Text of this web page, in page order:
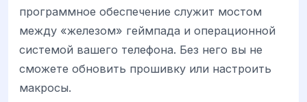
программное обеспечение служит мостом
между «железом» геймпада и операционной
системой вашего телефона. Без него вы не
сможете обновить прошивку или настроить
макросы.